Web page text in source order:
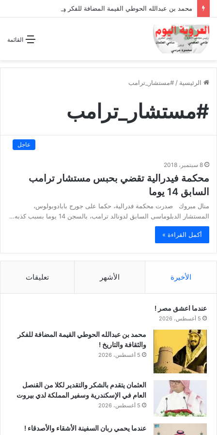
محمد بن عبدالله الحوطي القيمة المضافة للفكر والثقافة والتاريخ !
القائمة
الرئيسية / #مستشار_ترامب
#مستشار_ترامب
عاجل
8 سبتمبر، 2018
محكمة فيدرالية تقضي بحبس مستشار ترامب
السابق 14 يوما
منال مبروك صدرت محكمة فدرالية، حكما على جورج بابادوبولوس،
المستشار الدبلوماسى السابق لدونالد ترامب، بالسجن 14 يوما بسبب كذبه…
أكمل القراءة »
الأخيرة الأشهر تعليقات
عندما اعشق مصر !
5 أغسطس، 2026
محمد بن عبدالله الحوطي القيمة المضافة للفكر
والثقافة والتاريخ !
5 أغسطس، 2026
العثمان يتقدم بالشكر والتقدير لكلا من القنصل
العام في الإسكندرية وسفير المملكة لدي بيروت
5 أغسطس، 2026
عندما يحمي ربان السفينة الأشقاء والأصدقاء !